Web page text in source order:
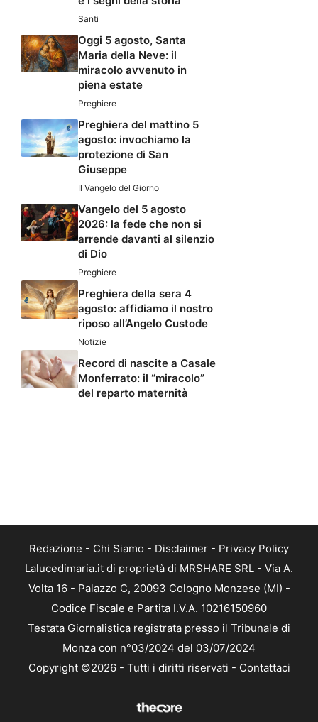
Santi
Oggi 5 agosto, Santa
Maria della Neve: il
miracolo avvenuto in
piena estate
Preghiere
Preghiera del mattino 5
agosto: invochiamo la
protezione di San
Giuseppe
Il Vangelo del Giorno
Vangelo del 5 agosto
2026: la fede che non si
arrende davanti al silenzio
di Dio
Preghiere
Preghiera della sera 4
agosto: affidiamo il nostro
riposo all’Angelo Custode
Notizie
Record di nascite a Casale
Monferrato: il “miracolo”
del reparto maternità
Redazione - Chi Siamo - Disclaimer - Privacy Policy
Lalucedimaria.it di proprietà di MRSHARE SRL - Via A.
Volta 16 - Palazzo C, 20093 Cologno Monzese (MI) -
Codice Fiscale e Partita I.V.A. 10216150960
Testata Giornalistica registrata presso il Tribunale di
Monza con n°03/2024 del 03/07/2024
Copyright ©2026 - Tutti i diritti riservati - Contattaci